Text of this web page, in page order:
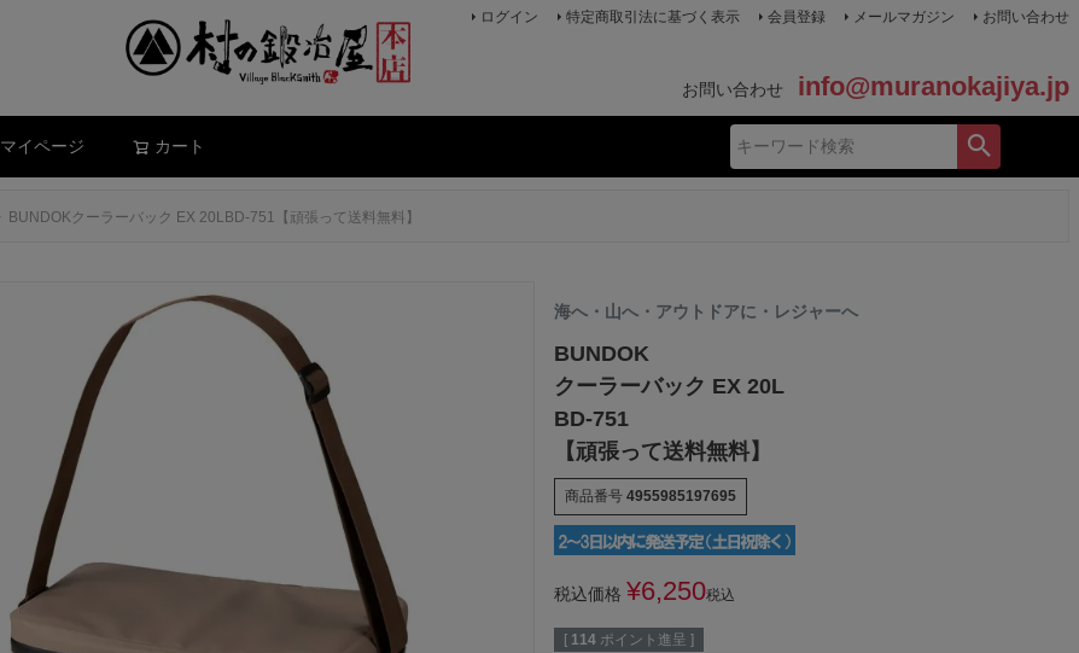
ログイン 特定商取引法に基づく表示 会員登録 メールマガジン お問い合わせ
お問い合わせ info@muranokajiya.jp
マイページ カート
BUNDOKクーラーバック EX 20LBD-751【頑張って送料無料】
海へ・山へ・アウトドアに・レジャーへ
BUNDOK
クーラーバック EX 20L
BD-751
【頑張って送料無料】
商品番号 4955985197695
税込価格 ¥6,250税込
[ 114 ポイント進呈 ]